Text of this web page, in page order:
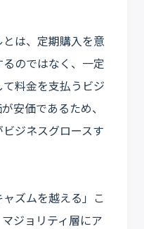
は、定期購入を意
のではなく、一定
料金を支払うビジ
安価であるため、
ジネスグロースす
ズムを越える」こ
ジョリティ層にア